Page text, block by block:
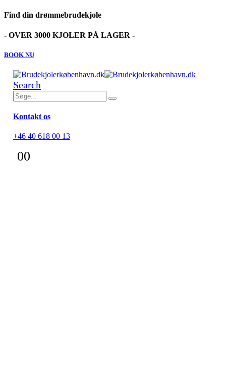
Find din drømmebrudekjole
- OVER 3000 KJOLER PÅ LAGER -
BOOK NU
Search
Kontakt os
+46 40 618 00 13
00